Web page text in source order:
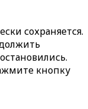
сохраняется.
кнопку